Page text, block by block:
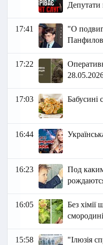
Депутати
17:41
"О
Панфилов
17:22
17:03 Бабусині
16:44
16:23
Под
16:05
Без
15:58
"Ілюзія